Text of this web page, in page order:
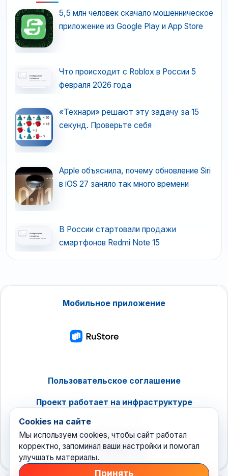
5,5 млн человек скачало мошенническое
приложение из Google Play и App Store
Что происходит с Roblox в России 5
февраля 2026 года
«Технари» решают эту задачу за 15
секунд. Проверьте себя
Apple объяснила, почему обновление Siri
в iOS 27 заняло так много времени
В России стартовали продажи
смартфонов Redmi Note 15
Мобильное приложение
Пользовательское соглашение
Проект работает на инфраструктуре
Cookies на сайте
Мы используем cookies, чтобы сайт работал
корректно, запоминал ваши настройки и помогал
улучшать материалы.
Принять